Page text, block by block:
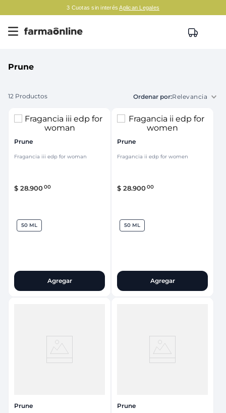
3 Cuotas sin interésAplican Legales
Prune
12 Productos Relevancia
Prune
Fragancia iii edp for woman
$ 28.90000
50 ML
Agregar
Prune
Fragancia ii edp for women
$ 28.90000
50 ML
Agregar
Prune Prune